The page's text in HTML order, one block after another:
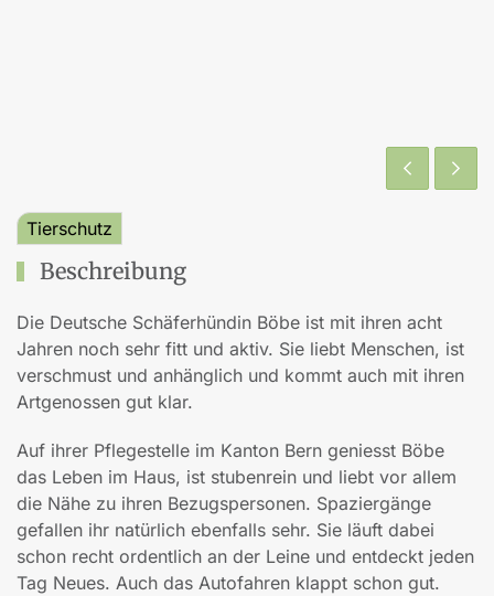
Tierschutz
Beschreibung
Die Deutsche Schäferhündin Böbe ist mit ihren acht
Jahren noch sehr fitt und aktiv. Sie liebt Menschen, ist
verschmust und anhänglich und kommt auch mit ihren
Artgenossen gut klar.
Auf ihrer Pflegestelle im Kanton Bern geniesst Böbe
das Leben im Haus, ist stubenrein und liebt vor allem
die Nähe zu ihren Bezugspersonen. Spaziergänge
gefallen ihr natürlich ebenfalls sehr. Sie läuft dabei
schon recht ordentlich an der Leine und entdeckt jeden
Tag Neues. Auch das Autofahren klappt schon gut.